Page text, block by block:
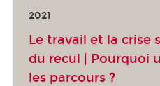
2021
Le travail et la crise
du recul | Pourquoi
les parcours ?